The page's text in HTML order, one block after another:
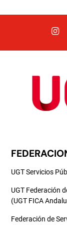
UGT Servicios
UGT Federación
(UGT FICA
Federación de